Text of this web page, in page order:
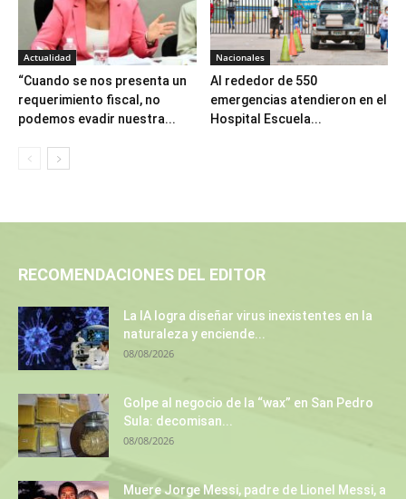
Actualidad
“Cuando se nos presenta un
requerimiento fiscal, no
podemos evadir nuestra...
Nacionales
Al rededor de 550
emergencias atendieron en el
Hospital Escuela...
RECOMENDACIONES DEL EDITOR
La IA logra diseñar virus inexistentes en la
naturaleza y enciende...
08/08/2026
Golpe al negocio de la “wax” en San Pedro
Sula: decomisan...
08/08/2026
Muere Jorge Messi, padre de Lionel Messi, a